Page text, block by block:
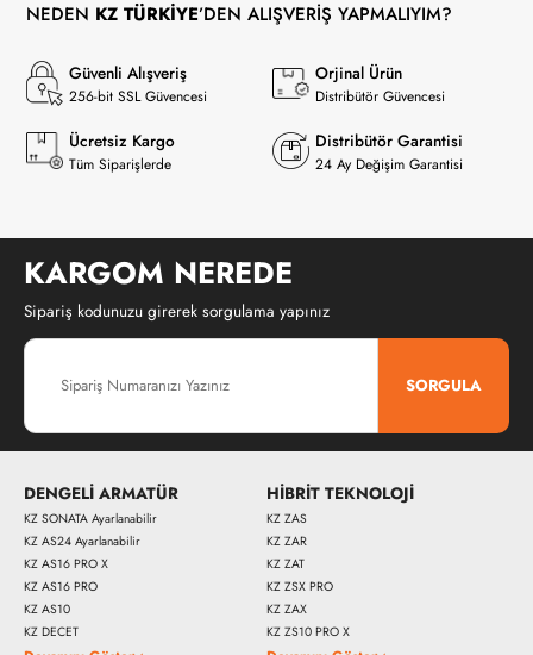
NEDEN KZ TÜRKİYE’DEN ALIŞVERİŞ YAPMALIYIM?
Güvenli Alışveriş
256-bit SSL Güvencesi
Orjinal Ürün
Distribütör Güvencesi
Ücretsiz Kargo
Tüm Siparişlerde
Distribütör Garantisi
24 Ay Değişim Garantisi
KARGOM NEREDE
Sipariş kodunuzu girerek sorgulama yapınız
SORGULA
DENGELİ ARMATÜR
KZ SONATA Ayarlanabilir
KZ AS24 Ayarlanabilir
KZ AS16 PRO X
KZ AS16 PRO
KZ AS10
KZ DECET
HİBRİT TEKNOLOJİ
KZ ZAS
KZ ZAR
KZ ZAT
KZ ZSX PRO
KZ ZAX
KZ ZS10 PRO X